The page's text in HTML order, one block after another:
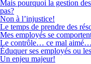
Mais pourquoi la gestion
pas?
Non à l’injustice!
Le temps de prendre des
Mes employés se
Le contrôle… ce mal aimé…
Éduquer ses employés ou
Un enjeu majeur!